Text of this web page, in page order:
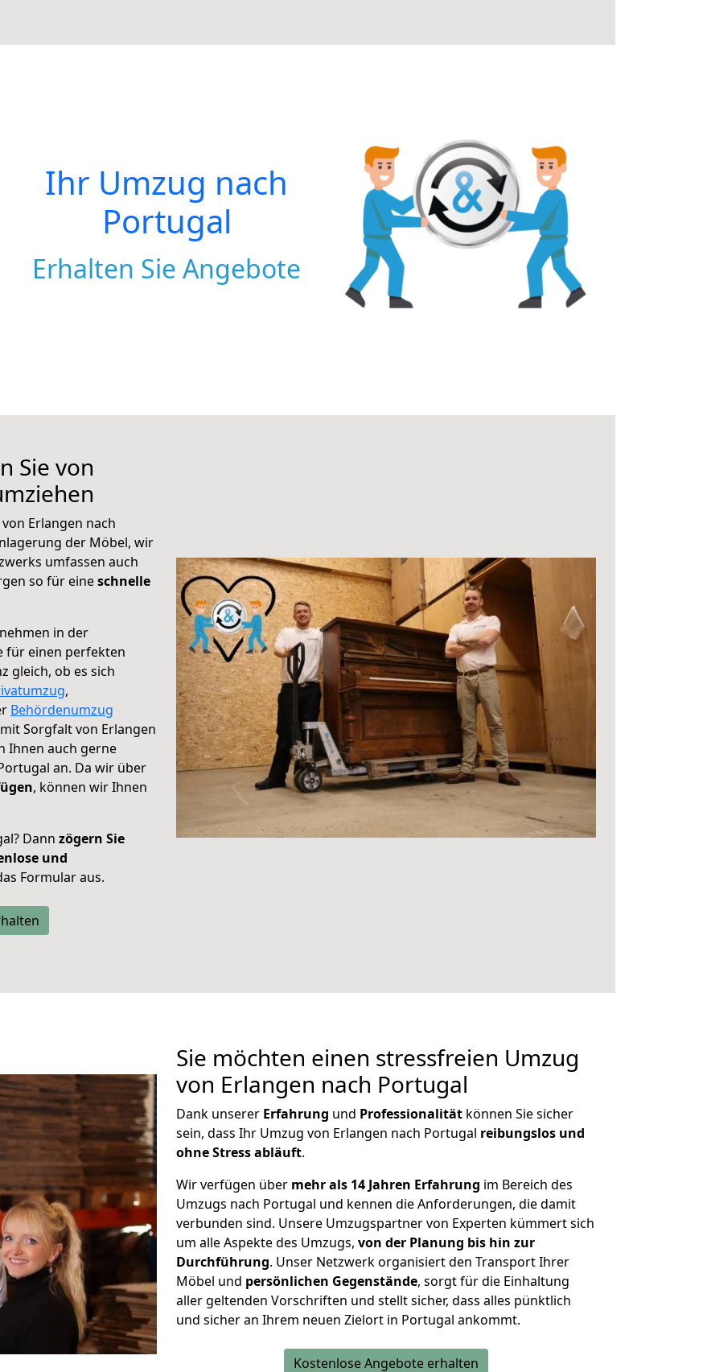
Ihr Umzug nach
Portugal
Erhalten Sie Angebote
Sie von
Erlangen nach
der Möbel, wir
umfassen auch
so für eineschnelle
in der
für einen perfekten
gleich, ob es sich
,
Behördenumzug
Sorgfalt von Erlangen
Ihnen auch gerne
an. Da wir über
, können wir Ihnen
Dann zögern Sie
und
Formular aus.
Sie möchten einen stressfreien Umzug
von Erlangen nach Portugal
Dank unserer Erfahrung und Professionalität können Sie sicher
sein, dass Ihr Umzug von Erlangen nach Portugal reibungslos und
ohne Stress abläuft.
Wir verfügen über mehr als 14 Jahren Erfahrung im Bereich des
Umzugs nach Portugal und kennen die Anforderungen, die damit
verbunden sind. Unsere Umzugspartner von Experten kümmert sich
um alle Aspekte des Umzugs, von der Planung bis hin zur
Durchführung. Unser Netzwerk organisiert den Transport Ihrer
Möbel und persönlichen Gegenstände, sorgt für die Einhaltung
aller geltenden Vorschriften und stellt sicher, dass alles pünktlich
und sicher an Ihrem neuen Zielort in Portugal ankommt.
Kostenlose Angebote erhalten